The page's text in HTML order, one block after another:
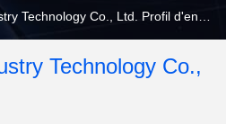
Technology Co.,